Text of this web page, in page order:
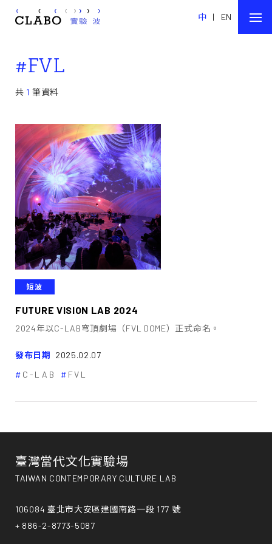
中 | EN
#FVL
共 1 筆資料
短波
FUTURE VISION LAB 2024
2024年以C-LAB穹頂劇場（FVL DOME）正式命名。
發布日期 2025.02.07
C-LAB
FVL
臺灣當代文化實驗場
TAIWAN CONTEMPORARY CULTURE LAB
106084 臺北市大安區建國南路一段 177 號
+ 886-2-8773-5087